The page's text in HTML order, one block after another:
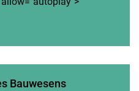
Bauwesens